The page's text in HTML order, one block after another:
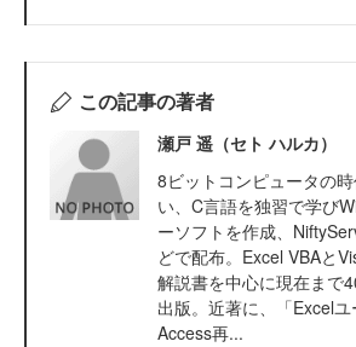
この記事の著者
瀬戸 遥（セト ハルカ）
8ビットコンピュータの
い、C言語を独習で学び
ーソフトを作成、
どで配布。Excel VBAと
解説書を中心に現在まで
出版。近著に、「Excel
Access再...